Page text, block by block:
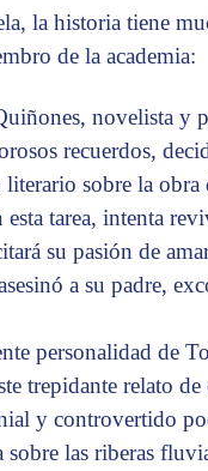
la historia tiene
de la academia:
novelista y
recuerdos,
sobre la obra
tarea, intenta
su pasión de
a su padre,
personalidad de
trepidante relato de
y controvertido
las riberas